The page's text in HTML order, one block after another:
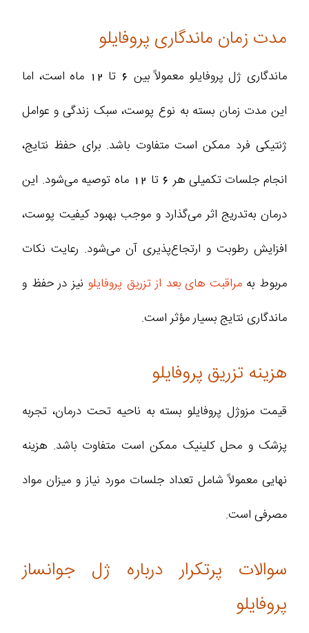
مدت زمان ماندگاری پروفایلو
ماندگاری ژل پروفایلو معمولاً بین 6 تا 12 ماه است، اما
این مدت زمان بسته به نوع پوست، سبک زندگی و عوامل
ژنتیکی فرد ممکن است متفاوت باشد. برای حفظ نتایج،
انجام جلسات تکمیلی هر 6 تا 12 ماه توصیه می‌شود. این
درمان به‌تدریج اثر می‌گذارد و موجب بهبود کیفیت پوست،
افزایش رطوبت و ارتجاع‌پذیری آن می‌شود. رعایت نکات
مربوط بهمراقبت های بعد از تزریق پروفایلو نیز در حفظ و
ماندگاری نتایج بسیار مؤثر است.
هزینه تزریق پروفایلو
قیمت مزوژل پروفایلو بسته به ناحیه تحت درمان، تجربه
پزشک و محل کلینیک ممکن است متفاوت باشد. هزینه
نهایی معمولاً شامل تعداد جلسات مورد نیاز و میزان مواد
مصرفی است.
سوالات پرتکرار درباره ژل جوانساز
پروفایلو